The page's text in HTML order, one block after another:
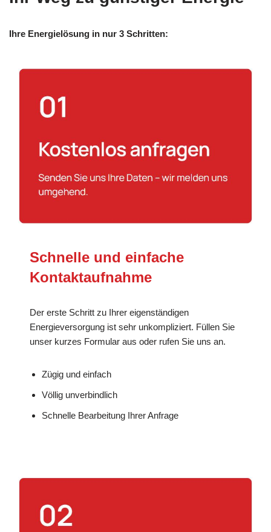
Ihre Energielösung in nur 3 Schritten:
Schnelle und einfache
Kontaktaufnahme
Der erste Schritt zu Ihrer eigenständigen
Energieversorgung ist sehr unkompliziert. Füllen Sie
unser kurzes Formular aus oder rufen Sie uns an.
Zügig und einfach
Völlig unverbindlich
Schnelle Bearbeitung Ihrer Anfrage